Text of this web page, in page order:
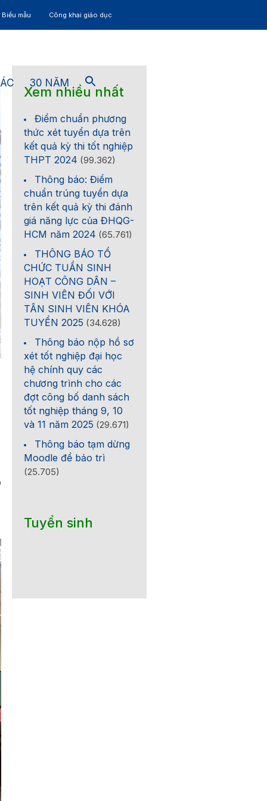
mẫu Công khai giáo dục
30 NĂM
Xem nhiều nhất
Điểm chuẩn phương
thức xét tuyển dựa trên
kết quả kỳ thi tốt nghiệp
THPT 2024 (99.362)
Thông báo: Điểm
chuẩn trúng tuyển dựa
trên kết quả kỳ thi đánh
giá năng lực của ĐHQG-
HCM năm 2024 (65.761)
THÔNG BÁO TỔ
CHỨC TUẦN SINH
HOẠT CÔNG DÂN –
SINH VIÊN ĐỐI VỚI
TÂN SINH VIÊN KHÓA
TUYỂN 2025 (34.628)
Thông báo nộp hồ sơ
xét tốt nghiệp đại học
hệ chính quy các
chương trình cho các
đợt công bố danh sách
tốt nghiệp tháng 9, 10
và 11 năm 2025 (29.671)
Thông báo tạm dừng
Moodle để bảo trì
(25.705)
Tuyển sinh